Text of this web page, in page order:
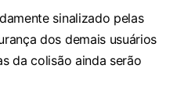
sinalizado pelas
dos demais usuários
da colisão ainda serão